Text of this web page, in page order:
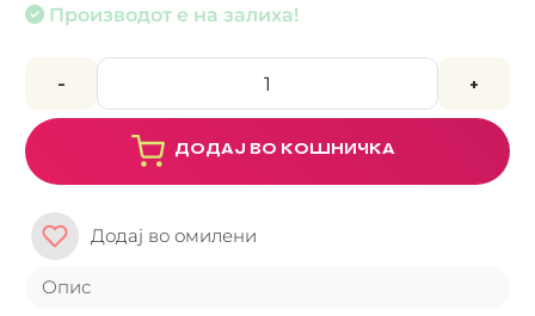
Производот е на залиха!
- +
ДОДАЈ ВО КОШНИЧКА
Додај во омилени
Опис